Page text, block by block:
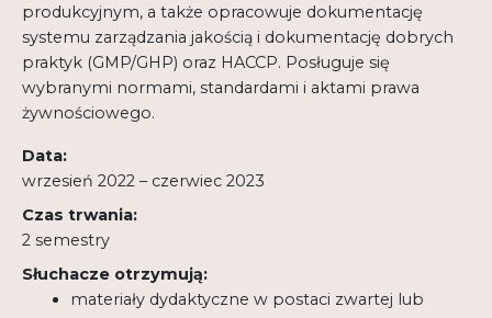
produkcyjnym, a także opracowuje dokumentację
systemu zarządzania jakością i dokumentację dobrych
praktyk (GMP/GHP) oraz HACCP. Posługuje się
wybranymi normami, standardami i aktami prawa
żywnościowego.
Data:
wrzesień 2022 – czerwiec 2023
Czas trwania:
2 semestry
Słuchacze otrzymują:
materiały dydaktyczne w postaci zwartej lub